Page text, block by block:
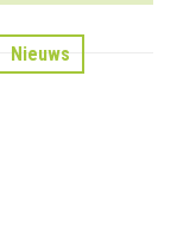
Nieuws